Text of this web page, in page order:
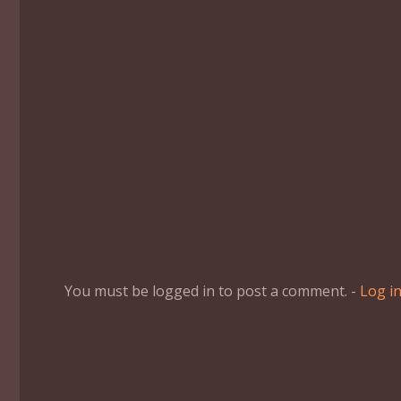
You must be logged in to post a comment. - Log in